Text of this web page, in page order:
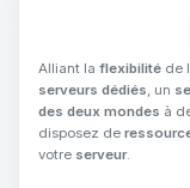
Alliant la flexibilité de
serveurs dédiés, un
des deux mondes à
disposez de
votre serveur.